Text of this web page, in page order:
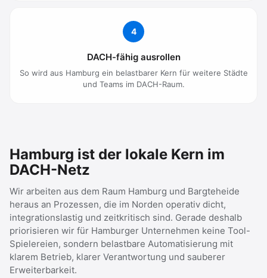
4
DACH-fähig ausrollen
So wird aus Hamburg ein belastbarer Kern für weitere Städte
und Teams im DACH-Raum.
Hamburg ist der lokale Kern im
DACH-Netz
Wir arbeiten aus dem Raum Hamburg und Bargteheide
heraus an Prozessen, die im Norden operativ dicht,
integrationslastig und zeitkritisch sind. Gerade deshalb
priorisieren wir für Hamburger Unternehmen keine Tool-
Spielereien, sondern belastbare Automatisierung mit
klarem Betrieb, klarer Verantwortung und sauberer
Erweiterbarkeit.